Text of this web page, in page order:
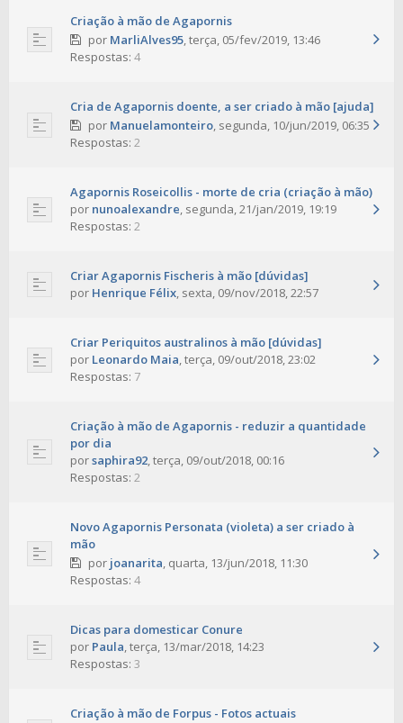
Criação à mão de Agapornis
por MarliAlves95,terça, 05/fev/2019, 13:46
Respostas: 4
Cria de Agapornis doente, a ser criado à mão [ajuda]
por Manuelamonteiro, segunda, 10/jun/2019, 06:35
Respostas: 2
Agapornis Roseicollis - morte de cria (criação à mão)
por nunoalexandre, segunda, 21/jan/2019, 19:19
Respostas: 2
Criar Agapornis Fischeris à mão [dúvidas]
por Henrique Félix, sexta, 09/nov/2018, 22:57
Criar Periquitos australinos à mão [dúvidas]
por Leonardo Maia,terça, 09/out/2018, 23:02
Respostas: 7
Criação à mão de Agapornis - reduzir a quantidade
por dia
porsaphira92,terça, 09/out/2018, 00:16
Respostas: 2
Novo Agapornis Personata (violeta) a ser criado à
mão
por joanarita, quarta, 13/jun/2018, 11:30
Respostas: 4
Dicas para domesticar Conure
por Paula,terça, 13/mar/2018, 14:23
Respostas: 3
Criação à mão de Forpus - Fotos actuais